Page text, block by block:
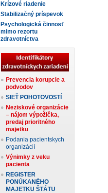
Krízové riadenie
Stabilizačný príspevok
Psychologická činnosť
mimo rezortu
zdravotníctva
Prevencia korupcie a
podvodov
SIEŤ POHOTOVOSTÍ
Neziskové organizácie
– nájom výpožička,
predaj prioritného
majetku
Podania pacientskych
organizácií
Výnimky z veku
pacienta
REGISTER
PONÚKANÉHO
MAJETKU ŠTÁTU